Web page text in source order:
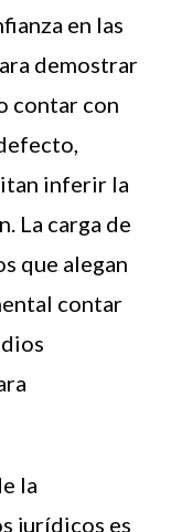
en las
demostrar
contar con
inferir la
La carga de
que alegan
contar
la
jurídicos es